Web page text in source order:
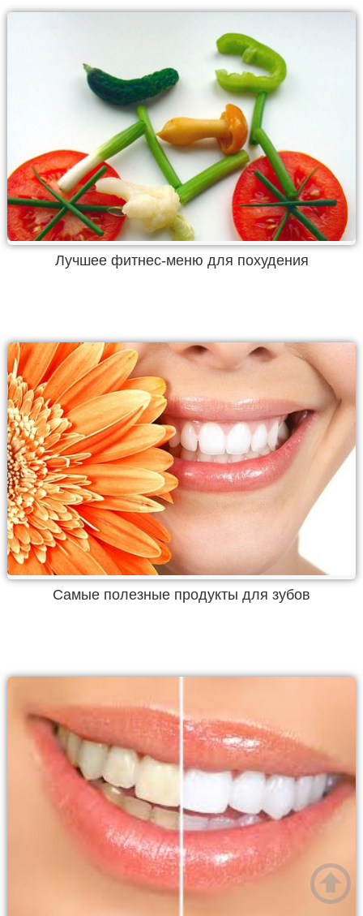
Лучшее фитнес-меню для похудения
Самые полезные продукты для зубов